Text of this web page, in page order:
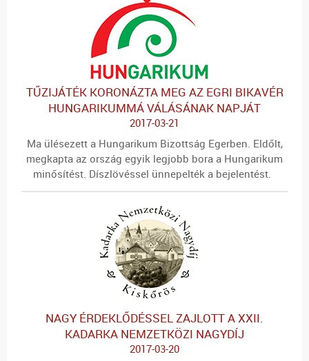
TŰZIJÁTÉK KORONÁZTA MEG AZ EGRI BIKAVÉR
HUNGARIKUMMÁ VÁLÁSÁNAK NAPJÁT
2017-03-21
Ma ülésezett a Hungarikum Bizottság Egerben. Eldőlt,
megkapta az ország egyik legjobb bora a Hungarikum
minősítést. Díszlövéssel ünnepelték a bejelentést.
NAGY ÉRDEKLŐDÉSSEL ZAJLOTT A XXII.
KADARKA NEMZETKÖZI NAGYDÍJ
2017-03-20